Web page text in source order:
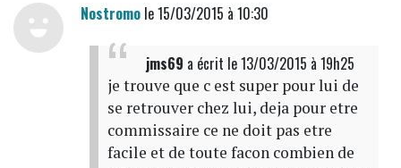
Nostromole 15/03/2015 à 10:30
jms69 a écrit le 13/03/2015 à 19h25
je trouve que c est super pour lui de
se retrouver chez lui, deja pour etre
commissaire ce ne doit pas etre
facile et de toute facon combien de